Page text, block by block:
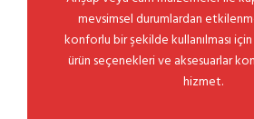
mevsimsel durumlardan
konforlu bir şekilde kullanılması
ürün seçenekleri ve aksesuarlar
hizmet.